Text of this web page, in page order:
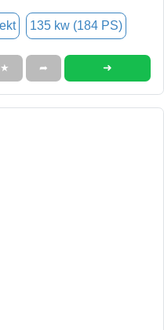
135 kw (184 PS)
★ ➦ ➜